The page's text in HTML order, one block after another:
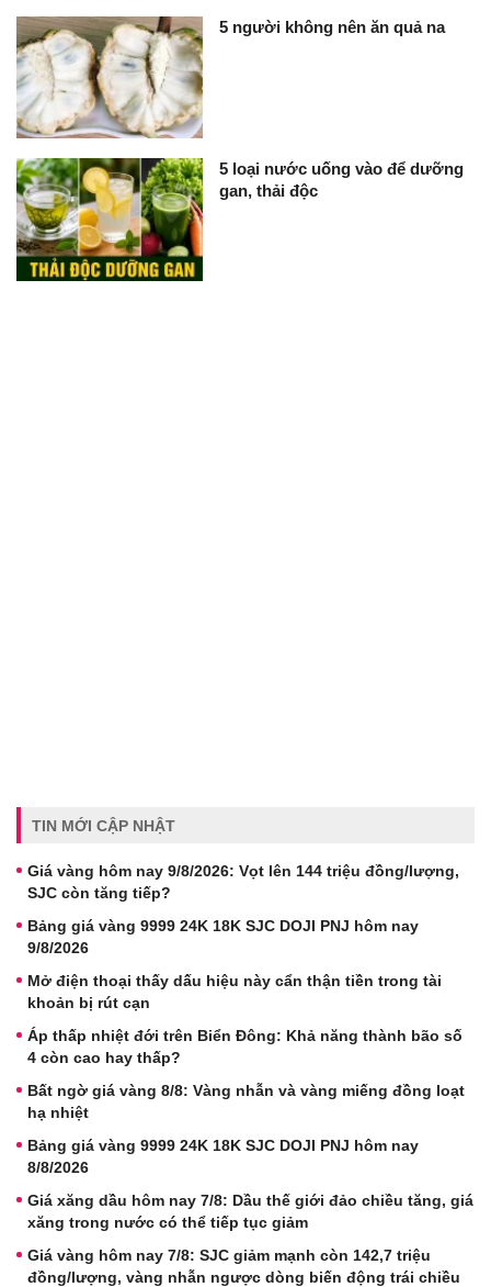
5 người không nên ăn quả na
5 loại nước uống vào để dưỡng
gan, thải độc
TIN MỚI CẬP NHẬT
Giá vàng hôm nay 9/8/2026: Vọt lên 144 triệu đồng/lượng,
SJC còn tăng tiếp?
Bảng giá vàng 9999 24K 18K SJC DOJI PNJ hôm nay
9/8/2026
Mở điện thoại thấy dấu hiệu này cẩn thận tiền trong tài
khoản bị rút cạn
Áp thấp nhiệt đới trên Biển Đông: Khả năng thành bão số
4 còn cao hay thấp?
Bất ngờ giá vàng 8/8: Vàng nhẫn và vàng miếng đồng loạt
hạ nhiệt
Bảng giá vàng 9999 24K 18K SJC DOJI PNJ hôm nay
8/8/2026
Giá xăng dầu hôm nay 7/8: Dầu thế giới đảo chiều tăng, giá
xăng trong nước có thể tiếp tục giảm
Giá vàng hôm nay 7/8: SJC giảm mạnh còn 142,7 triệu
đồng/lượng, vàng nhẫn ngược dòng biến động trái chiều